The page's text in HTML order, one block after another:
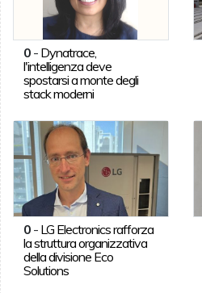
0- Dynatrace,
l'intelligenza deve
spostarsi a monte degli
stack moderni
0- LG Electronics rafforza
la struttura organizzativa
della divisione Eco
Solutions